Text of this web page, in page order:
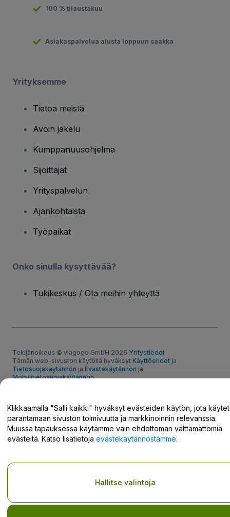
100 % tilaustakuu
Asiakaspalvelua alusta loppuun saakka
Yrityksemme
Tietoa meistä
Avoin jakelu
Kumppanuusohjelma
Sijoittajat
Yrityspalvelun
Ajankohtaista
Työpaikat
Onko sinulla kysyttävää?
Tukikeskus / Ota meihin yhteyttä
Tekijänoikeus © viagogo GmbH 2026 Yritystiedot
Tämän web-sivuston käytöllä hyväksyt Käyttöehdot ja
Tietosuojakäytännön ja Evästekäytännön ja
Mobiilitietosuojakäytännön
Klikkaamalla "Salli kaikki" hyväksyt evästeiden käytön, jota
parantamaan sivuston toimivuutta ja markkinoinnin relevanssia.
Muussa tapauksessa käytämme vain ehdottoman välttämättömiä
evästeitä. Katso lisätietoja evästekäytännöstämme.
Hallitse valintoja